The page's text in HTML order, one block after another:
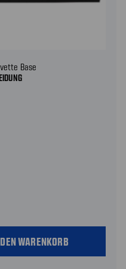
Base
WARENKORB